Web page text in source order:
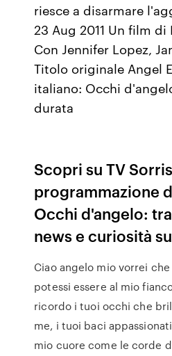
riesce a disarmare
23 Aug 2011 Un film
Con Jennifer Lopez,
Titolo originale Angel
italiano: Occhi
durata
Scopri su TV
programmazione
Occhi d'angelo:
news e curiosità
Ciao angelo mio vorrei
potessi essere al mio
ricordo i tuoi occhi che
me, i tuoi baci
mio cuore come le corde